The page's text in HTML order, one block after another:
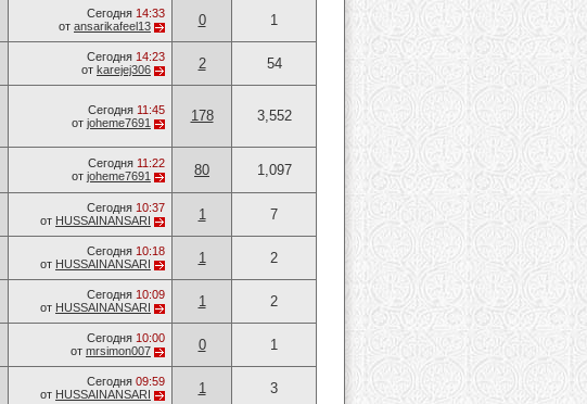
Сегодня 14:33
от ansarikafeel13 0 1
Сегодня 14:23
от karejej306 2 54
Сегодня 11:45
от joheme7691 178 3,552
Сегодня 11:22
от joheme7691 80 1,097
Сегодня 10:37
от HUSSAINANSARI 1 7
Сегодня 10:18
от HUSSAINANSARI 1 2
Сегодня 10:09
от HUSSAINANSARI 1 2
Сегодня 10:00
от mrsimon007 0 1
Сегодня 09:59
от HUSSAINANSARI 1 3